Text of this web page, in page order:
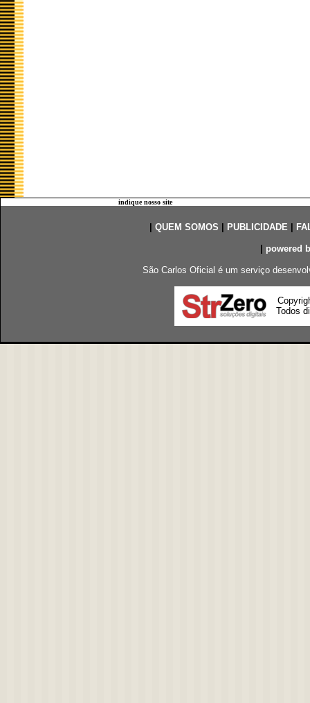
indique nosso site
QUEM SOMOS PUBLICIDADE|
powered
São Carlos Oficial é um serviço
Todos